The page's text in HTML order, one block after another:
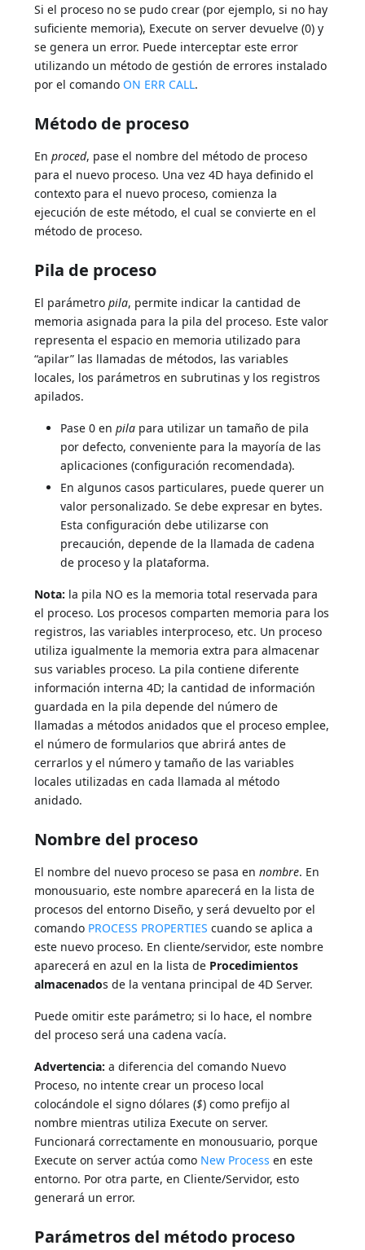
Si el proceso no se pudo crear (por ejemplo, si no hay
suficiente memoria), Execute on server devuelve (0) y
se genera un error. Puede interceptar este error
utilizando un método de gestión de errores instalado
por el comando ON ERR CALL.
Método de proceso
Enproced, pase el nombre del método de proceso
para el nuevo proceso. Una vez 4D haya definido el
contexto para el nuevo proceso, comienza la
ejecución de este método, el cual se convierte en el
método de proceso.
Pila de proceso
El parámetropila, permite indicar la cantidad de
memoria asignada para la pila del proceso. Este valor
representa el espacio en memoria utilizado para
“apilar” las llamadas de métodos, las variables
locales, los parámetros en subrutinas y los registros
apilados.
Pase 0 enpila para utilizar un tamaño de pila
por defecto, conveniente para la mayoría de las
aplicaciones (configuración recomendada).
En algunos casos particulares, puede querer un
valor personalizado. Se debe expresar en bytes.
Esta configuración debe utilizarse con
precaución, depende de la llamada de cadena
de proceso y la plataforma.
Nota: la pila NO es la memoria total reservada para
el proceso. Los procesos comparten memoria para los
registros, las variables interproceso, etc. Un proceso
utiliza igualmente la memoria extra para almacenar
sus variables proceso. La pila contiene diferente
información interna 4D; la cantidad de información
guardada en la pila depende del número de
llamadas a métodos anidados que el proceso emplee,
el número de formularios que abrirá antes de
cerrarlos y el número y tamaño de las variables
locales utilizadas en cada llamada al método
anidado.
Nombre del proceso
El nombre del nuevo proceso se pasa ennombre. En
monousuario, este nombre aparecerá en la lista de
procesos del entorno Diseño, y será devuelto por el
comando PROCESS PROPERTIES cuando se aplica a
este nuevo proceso. En cliente/servidor, este nombre
aparecerá en azul en la lista de Procedimientos
almacenados de la ventana principal de 4D Server.
Puede omitir este parámetro; si lo hace, el nombre
del proceso será una cadena vacía.
Advertencia: a diferencia del comando Nuevo
Proceso, no intente crear un proceso local
colocándole el signo dólares ($) como prefijo al
nombre mientras utiliza Execute on server.
Funcionará correctamente en monousuario, porque
Execute on server actúa como New Process en este
entorno. Por otra parte, en Cliente/Servidor, esto
generará un error.
Parámetros del método proceso